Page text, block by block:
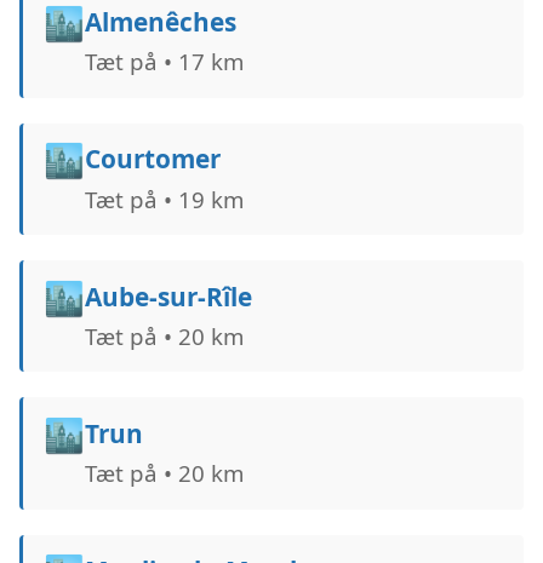
🏙️Almenêches
Tæt på • 17 km
🏙️Courtomer
Tæt på • 19 km
🏙️Aube-sur-Rîle
Tæt på • 20 km
🏙️Trun
Tæt på • 20 km